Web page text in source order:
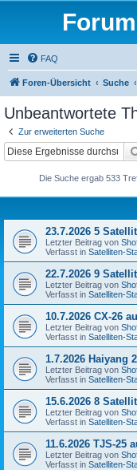
FAQ
Foren-Übersicht Suche
Unbeantwortete
Zur erweiterten Suche
Die Suche ergab 533
23.7.2026 5
Letzter Beitrag von
Verfasst in Satelliten-
22.7.2026 9
Letzter Beitrag von
Verfasst in Satelliten-
10.7.2026 CX-26
Letzter Beitrag von
Verfasst in Satelliten-
1.7.2026 Haiyang
Letzter Beitrag von
Verfasst in Satelliten-
15.6.2026 8
Letzter Beitrag von
Verfasst in Satelliten-
11.6.2026 TJS-25
Letzter Beitrag von
Verfasst in Satelliten-